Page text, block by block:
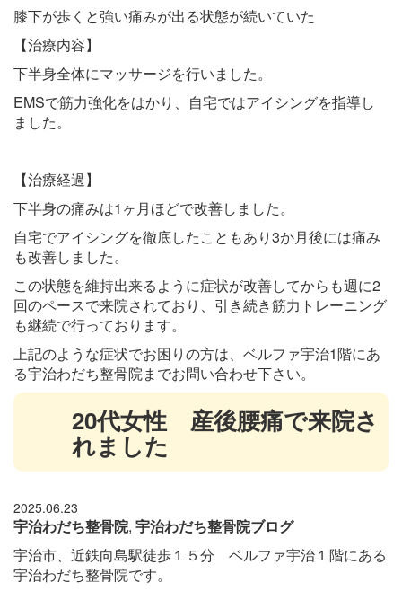
膝下が歩くと強い痛みが出る状態が続いていた
【治療内容】
下半身全体にマッサージを行いました。
EMSで筋力強化をはかり、自宅ではアイシングを指導し
ました。
【治療経過】
下半身の痛みは1ヶ月ほどで改善しました。
自宅でアイシングを徹底したこともあり3か月後には痛み
も改善しました。
この状態を維持出来るように症状が改善してからも週に2
回のペースで来院されており、引き続き筋力トレーニング
も継続で行っております。
上記のような症状でお困りの方は、ベルファ宇治1階にあ
る宇治わだち整骨院までお問い合わせ下さい。
20代女性 産後腰痛で来院さ
れました
2025.06.23
宇治わだち整骨院, 宇治わだち整骨院ブログ
宇治市、近鉄向島駅徒歩１５分 ベルファ宇治１階にある
宇治わだち整骨院です。